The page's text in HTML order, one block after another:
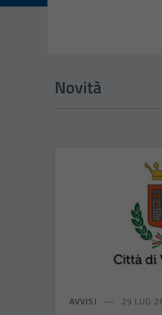
Novità
AVVISI 29 LUG